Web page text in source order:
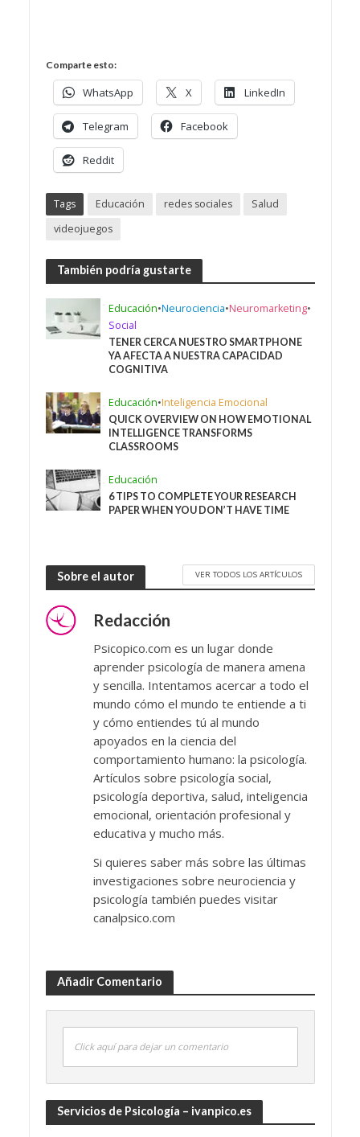
Comparte esto:
WhatsApp X LinkedIn
Telegram Facebook
Reddit
Tags Educación redes sociales
Salud
videojuegos
También podría gustarte
Educación•Neurociencia•Neuromarketing•
Social
TENER CERCA NUESTRO SMARTPHONE
YA AFECTA A NUESTRA CAPACIDAD
COGNITIVA
Educación•Inteligencia Emocional
QUICK OVERVIEW ON HOW EMOTIONAL
INTELLIGENCE TRANSFORMS
CLASSROOMS
Educación
6 TIPS TO COMPLETE YOUR RESEARCH
PAPER WHEN YOU DON’T HAVE TIME
Sobre el autor VER TODOS LOS ARTÍCULOS
Redacción
Psicopico.com es un lugar donde
aprender psicología de manera amena
y sencilla. Intentamos acercar a todo el
mundo cómo el mundo te entiende a ti
y cómo entiendes tú al mundo
apoyados en la ciencia del
comportamiento humano: la psicología.
Artículos sobre psicología social,
psicología deportiva, salud, inteligencia
emocional, orientación profesional y
educativa y mucho más.
Si quieres saber más sobre las últimas
investigaciones sobre neurociencia y
psicología también puedes visitar
canalpsico.com
Añadir Comentario
Click aquí para dejar un comentario
Servicios de Psicología – ivanpico.es